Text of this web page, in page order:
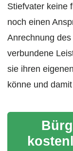
Stiefvater keine
noch einen
Anrechnung
verbundene
sie ihren
könne und